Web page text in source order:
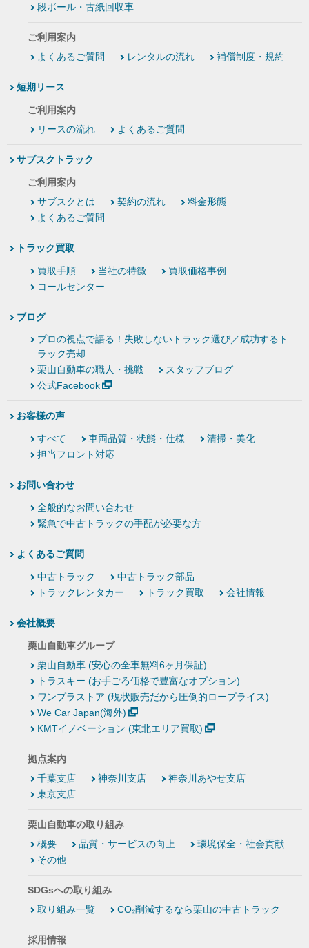
段ボール・古紙回収車
ご利用案内
よくあるご質問
レンタルの流れ 補償制度・規約
短期リース
ご利用案内
リースの流れ
よくあるご質問
サブスクトラック
ご利用案内
サブスクとは
契約の流れ
料金形態
よくあるご質問
トラック買取
買取手順 当社の特徴
買取価格事例
コールセンター
ブログ
プロの視点で語る！失敗しないトラック選び／成功するト
ラック売却
栗山自動車の職人・挑戦
スタッフブログ
公式Facebook
お客様の声
すべて 車両品質・状態・仕様
清掃・美化
担当フロント対応
お問い合わせ
全般的なお問い合わせ
緊急で中古トラックの手配が必要な方
よくあるご質問
中古トラック
中古トラック部品
トラックレンタカー
トラック買取 会社情報
会社概要
栗山自動車グループ
栗山自動車 (安心の全車無料6ヶ月保証)
トラスキー (お手ごろ価格で豊富なオプション)
ワンプラストア (現状販売だから圧倒的ロープライス)
We Car Japan(海外)
KMTイノベーション (東北エリア買取)
拠点案内
千葉支店
神奈川支店
神奈川あやせ支店
東京支店
栗山自動車の取り組み
概要
品質・サービスの向上
環境保全・社会貢献
その他
SDGsへの取り組み
取り組み一覧
CO₂削減するなら栗山の中古トラック
採用情報